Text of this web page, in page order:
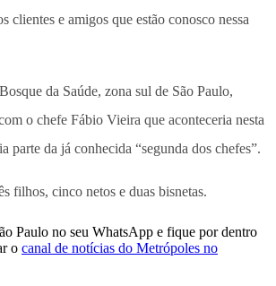
clientes e amigos que estão conosco nessa
da Saúde, zona sul de São Paulo,
o chefe Fábio Vieira que aconteceria nesta
parte da já conhecida “segunda dos chefes”.
filhos, cinco netos e duas bisnetas.
Paulo no seu WhatsApp e fique por dentro
o canal de notícias do Metrópoles no